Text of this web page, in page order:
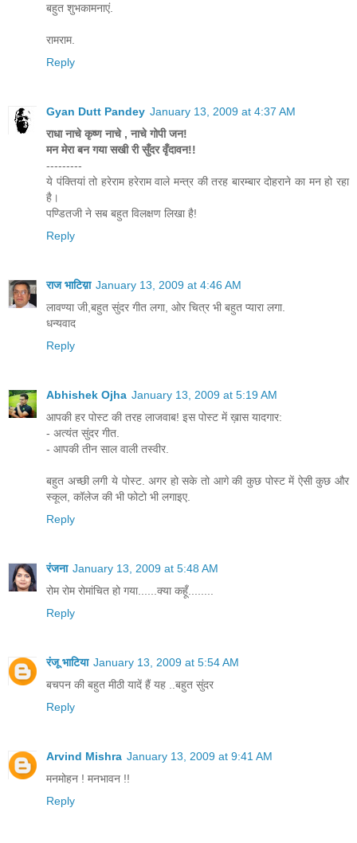
बहुत शुभकामनाएं.
रामराम.
Reply
Gyan Dutt Pandey January 13, 2009 at 4:37 AM
राधा नाचे कृष्ण नाचे , नाचे गोपी जन!
मन मेरा बन गया सखी री सुँदर वृँदावन!!
---------
ये पंक्तियां तो हरेराम हरेराम वाले मन्त्र की तरह बारम्बार दोहराने का मन हो रहा
है।
पण्डितजी ने सब बहुत विलक्षण लिखा है!
Reply
राज भाटिय़ा January 13, 2009 at 4:46 AM
लावण्या जी,बहुत सुंदर गीत लगा, ओर चित्र भी बहुत प्यारा लगा.
धन्यवाद
Reply
Abhishek Ojha January 13, 2009 at 5:19 AM
आपकी हर पोस्ट की तरह लाजवाब! इस पोस्ट में ख़ास यादगार:
- अत्यंत सुंदर गीत.
- आपकी तीन साल वाली तस्वीर.
बहुत अच्छी लगी ये पोस्ट. अगर हो सके तो आगे की कुछ पोस्ट में ऐसी कुछ और
स्कूल, कॉलेज की भी फोटो भी लगाइए.
Reply
रंजना January 13, 2009 at 5:48 AM
रोम रोम रोमांचित हो गया......क्या कहूँ........
Reply
रंजू भाटिया January 13, 2009 at 5:54 AM
बचपन की बहुत मीठी यादें हैं यह ..बहुत सुंदर
Reply
Arvind Mishra January 13, 2009 at 9:41 AM
मनमोहन ! मनभावन !!
Reply